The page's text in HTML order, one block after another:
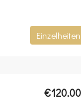
Einzelheiten